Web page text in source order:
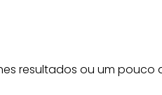
resultados ou um